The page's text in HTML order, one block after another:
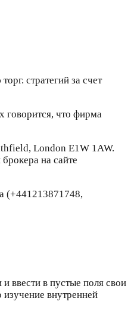
стратегий за счет
говорится, что фирма
London E1W 1AW.
на сайте
(+441213871748,
ввести в пустые поля свои
внутренней